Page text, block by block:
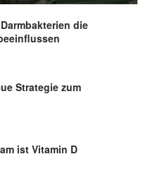
die
Strategie zum
ist Vitamin D